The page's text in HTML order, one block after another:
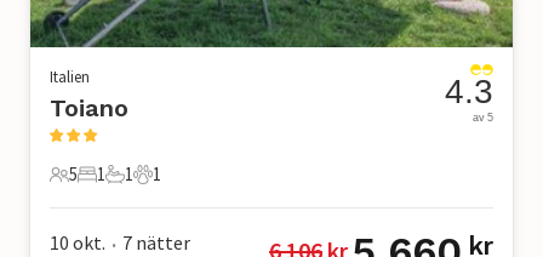
Italien
Toiano
5 Gäster
5
1 Sovrum
1
1 Badrum
1
1 Husdjur
1
4.3
av 5
10 okt. • 7 nätter 6 106 kr kr